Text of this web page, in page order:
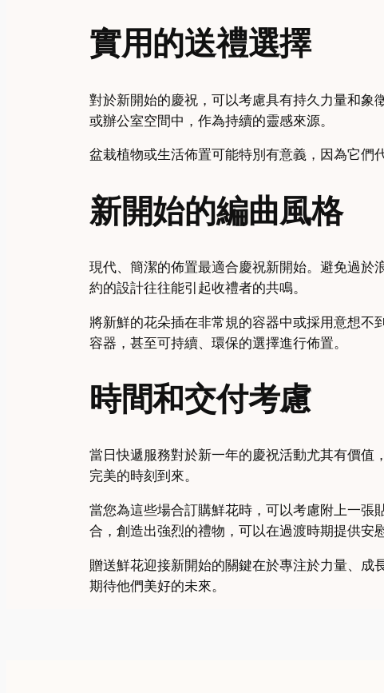
實用的送禮選擇
對於新開始的慶祝，可以考慮具有持久力量和象
或辦公室空間中，作為持續的靈感來源。
盆栽植物或生活佈置可能特別有意義，因為它們
新開始的編曲風格
現代、簡潔的佈置最適合慶祝新開始。避免過於
約的設計往往能引起收禮者的共鳴。
將新鮮的花朵插在非常規的容器中或採用意想
容器，甚至可持續、環保的選擇進行佈置。
時間和交付考慮
當日快遞服務對於新一年的慶祝活動尤其有價值
完美的時刻到來。
當您為這些場合訂購鮮花時，可以考慮附上一張
合，創造出強烈的禮物，可以在過渡時期提供安
贈送鮮花迎接新開始的關鍵在於專注於力量、
期待他們美好的未來。